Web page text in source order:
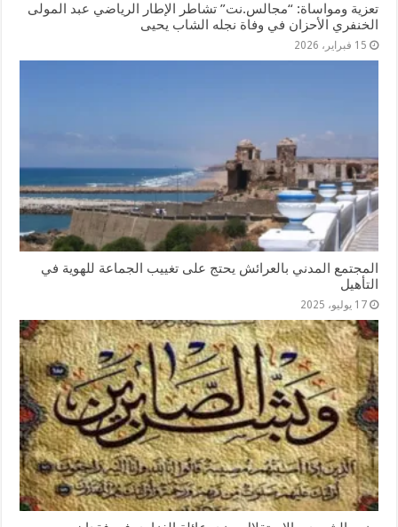
تعزية ومواساة: “مجالس.نت” تشاطر الإطار الرياضي عبد المولى
الخنفري الأحزان في وفاة نجله الشاب يحيى
15 فبراير، 2026
المجتمع المدني بالعرائش يحتج على تغييب الجماعة للهوية في
التأهيل
17 يوليو، 2025